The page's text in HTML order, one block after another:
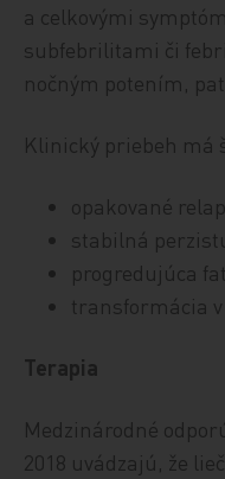
a celkovými
subfebrilitami či
nočným potením,
Klinický priebeh má
opakované
stabilná
progredujúca
transformácia
Terapia
Medzinárodné
2018 uvádzajú, že